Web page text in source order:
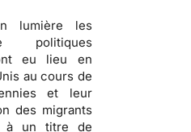
lumière les
politiques
eu lieu en
au cours de
et leur
des migrants
à un titre de